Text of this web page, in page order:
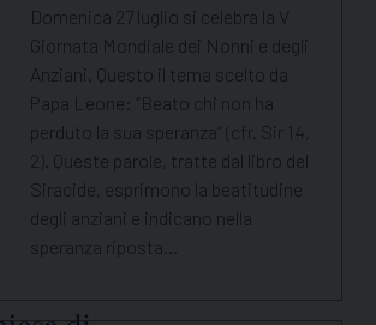
Domenica 27 luglio si celebra la V
Giornata Mondiale dei Nonni e degli
Anziani. Questo il tema scelto da
Papa Leone: “Beato chi non ha
perduto la sua speranza” (cfr. Sir 14,
2). Queste parole, tratte dal libro del
Siracide, esprimono la beatitudine
degli anziani e indicano nella
speranza riposta…